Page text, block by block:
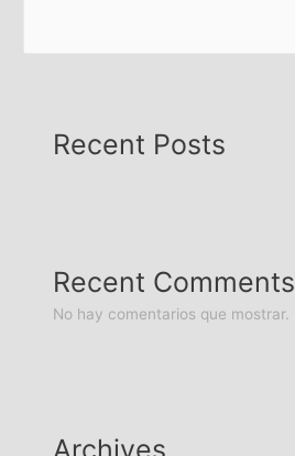
Recent Posts
Recent Comments
No hay comentarios que mostrar.